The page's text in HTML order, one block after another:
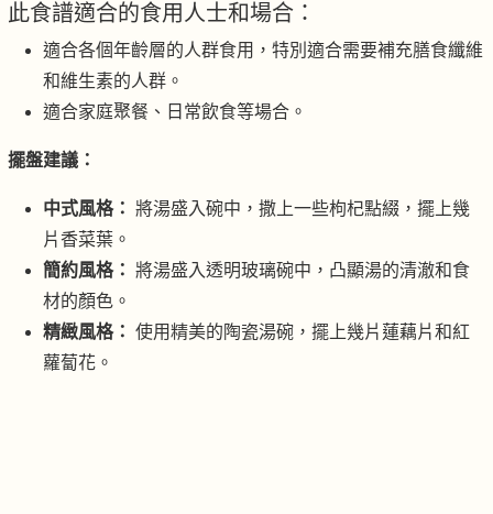
此食譜適合的食用人士和場合：
適合各個年齡層的人群食用，特別適合需要補充膳食纖維
和維生素的人群。
適合家庭聚餐、日常飲食等場合。
擺盤建議：
中式風格： 將湯盛入碗中，撒上一些枸杞點綴，擺上幾
片香菜葉。
簡約風格： 將湯盛入透明玻璃碗中，凸顯湯的清澈和食
材的顏色。
精緻風格： 使用精美的陶瓷湯碗，擺上幾片蓮藕片和紅
蘿蔔花。